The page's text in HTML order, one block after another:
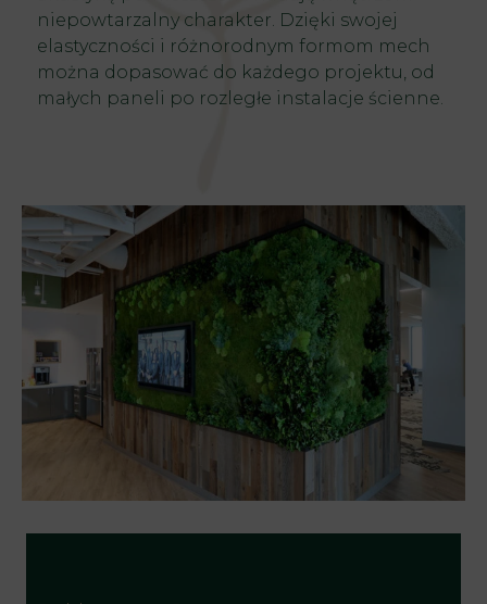
niepowtarzalny charakter. Dzięki swojej
elastyczności i różnorodnym formom mech
można dopasować do każdego projektu, od
małych paneli po rozległe instalacje ścienne.